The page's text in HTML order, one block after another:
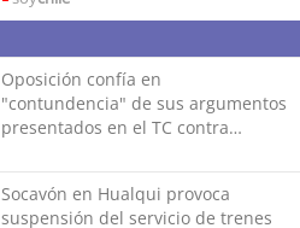
Oposición confía en
"contundencia" de sus argumentos
presentados en el TC contra
Socavón en Hualqui provoca
suspensión del servicio de trenes